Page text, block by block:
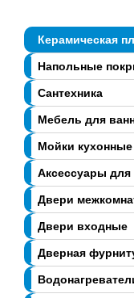
Керамическая
Напольные
Сантехника
Мебель для
Мойки кухонные
Аксессуары
Двери
Двери входные
Дверная